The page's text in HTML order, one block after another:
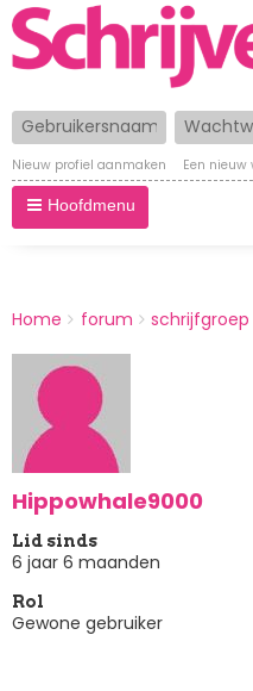
Gebruikersnaam
Nieuw profiel aanmaken Een nieuw
Hoofdmenu
BREADCRUMBS
You
here:
Home forum schrijfgroep
Hippowhale9000
Lid sinds
6 jaar 6 maanden
Rol
Gewone gebruiker